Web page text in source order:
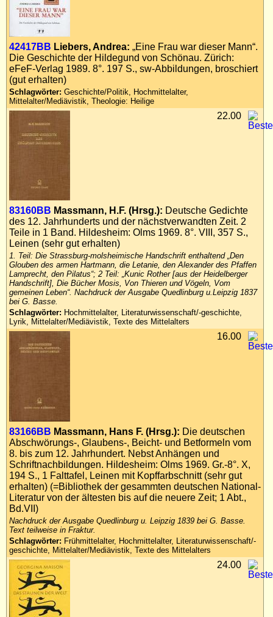
42417BB Liebers, Andrea: „Eine Frau war dieser Mann“.
Die Geschichte der Hildegund von Schönau. Zürich:
eFeF-Verlag 1989. 8°. 197 S., sw-Abbildungen, broschiert
(gut erhalten)
Schlagwörter: Geschichte/Politik, Hochmittelalter,
Mittelalter/Mediävistik, Theologie: Heilige
83160BB Massmann, H.F. (Hrsg.): Deutsche Gedichte
des 12. Jahrhunderts und der nächstverwandten Zeit. 2
Teile in 1 Band. Hildesheim: Olms 1969. 8°. VIII, 357 S.,
Leinen (sehr gut erhalten)
1. Teil: Die Strassburg-molsheimische Handschrift enthaltend „Den
Glouben des armen Hartmann, die Letanie, den Alexander des Pfaffen
Lamprecht, den Pilatus“; 2 Teil: „Kunic Rother [aus der Heidelberger
Handschrift], Die Bücher Mosis, Von Thieren und Vögeln, Vom
gemeinen Leben“. Nachdruck der Ausgabe Quedlinburg u.Leipzig 1837
bei G. Basse.
Schlagwörter: Hochmittelalter, Literaturwissenschaft/-geschichte,
Lyrik, Mittelalter/Mediävistik, Texte des Mittelalters
22.00
83166BB Massmann, Hans F. (Hrsg.): Die deutschen
Abschwörungs-, Glaubens-, Beicht- und Betformeln vom
8. bis zum 12. Jahrhundert. Nebst Anhängen und
Schriftnachbildungen. Hildesheim: Olms 1969. Gr.-8°. X,
194 S., 1 Falttafel, Leinen mit Kopffarbschnitt (sehr gut
erhalten) (=Bibliothek der gesammten deutschen National-
Literatur von der ältesten bis auf die neuere Zeit; 1 Abt.,
Bd.VII)
Nachdruck der Ausgabe Quedlinburg u. Leipzig 1839 bei G. Basse.
Text teilweise in Fraktur.
Schlagwörter: Frühmittelalter, Hochmittelalter, Literaturwissenschaft/-
geschichte, Mittelalter/Mediävistik, Texte des Mittelalters
16.00
24.00